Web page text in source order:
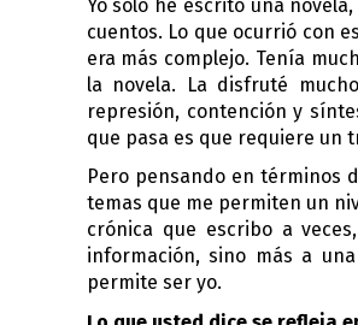
Yo solo he escrito una
cuentos. Lo que ocurrió con
era más complejo. Tenía
la novela. La disfruté
represión, contención y
que pasa es que requiere un
Pero pensando en términos
temas que me permiten un
crónica que escribo a
información, sino más a
permite ser yo.